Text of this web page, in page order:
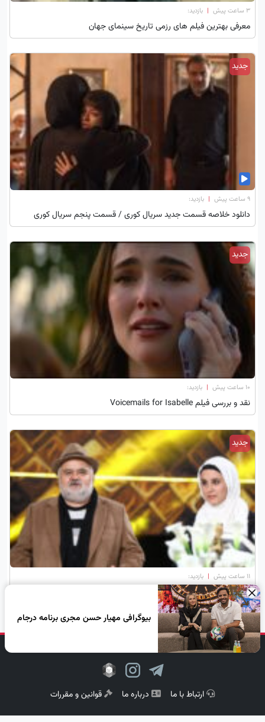
۳ ساعت پیش | بازدید:
معرفی بهترین فیلم های رزمی تاریخ سینمای جهان
جدید
۹ ساعت پیش | بازدید:
دانلود خلاصه قسمت جدید سریال کوری / قسمت پنجم سریال کوری
جدید
۱۰ ساعت پیش | بازدید:
نقد و بررسی فیلم Voicemails for Isabelle
جدید
۱۱ ساعت پیش | بازدید:
بیوگرافی المیرا عبدی دختر اکبر عبدی×
بیوگرافی مهیار حسن مجری برنامه درجام
دنبال کن، لبخند بزن!
ارتباط با ما درباره ما قوانین و مقررات